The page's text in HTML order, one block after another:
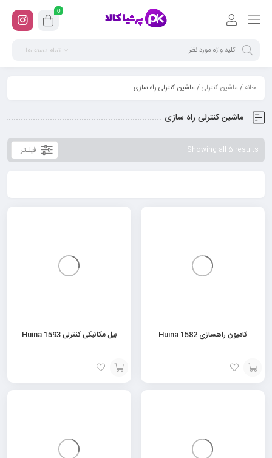
0
تمام دسته ها
خانه/ ماشین کنترلی/ ماشین کنترلی راه سازی
ماشین کنترلی راه سازی
فیلـتر Showing all 5 results
کامیون راهسازی Huina 1582
افزودن
بیل مکانیکی کنترلی Huina 1593
افزودن